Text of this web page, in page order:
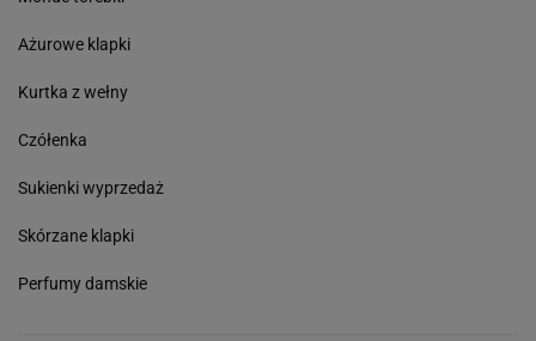
Ażurowe klapki
Kurtka z wełny
Czółenka
Sukienki wyprzedaż
Skórzane klapki
Perfumy damskie